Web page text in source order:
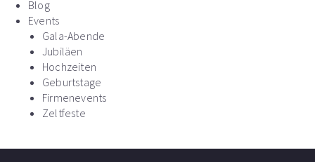
Blog
Events
Gala-Abende
Jubiläen
Hochzeiten
Geburtstage
Firmenevents
Zeltfeste